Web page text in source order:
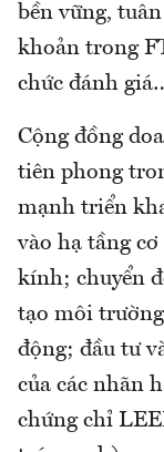
bền vững,
khoản trong
chức đánh
Cộng đồng
tiên phong
mạnh triển
vào hạ tầng
kính; chuyển
tạo môi
động; đầu tư
của các nhãn
chứng chỉ